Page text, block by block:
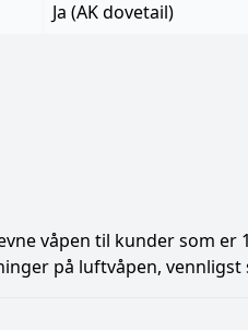
Ja (AK dovetail)
våpen til kunder som er
på luftvåpen, vennligst